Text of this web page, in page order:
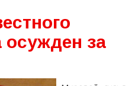
осужден за